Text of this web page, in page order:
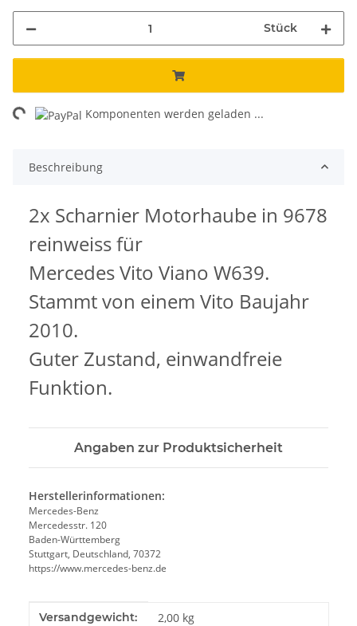
Stück
Komponenten werden geladen ...
Beschreibung
2x Scharnier Motorhaube in 9678
reinweiss für
Mercedes Vito Viano W639.
Stammt von einem Vito Baujahr
2010.
Guter Zustand, einwandfreie
Funktion.
Angaben zur Produktsicherheit
Herstellerinformationen:
Mercedes-Benz
Mercedesstr. 120
Baden-Württemberg
Stuttgart, Deutschland, 70372
https://www.mercedes-benz.de
Produkteigenschaft
Wert
Versandgewicht: 2,00 kg